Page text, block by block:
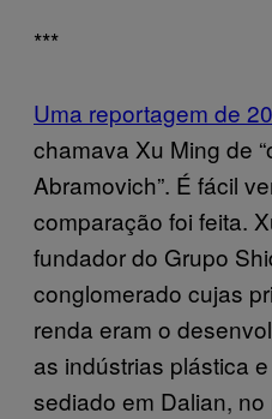
***
Uma reportagem de
chamava Xu Ming de
Abramovich”. É fácil
comparação foi feita.
fundador do Grupo
conglomerado cujas
renda eram o
as indústrias plástica
sediado em Dalian,